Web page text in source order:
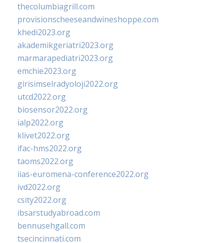
thecolumbiagrill.com
provisionscheeseandwineshoppe.com
khedi2023.org
akademikgeriatri2023.org
marmarapediatri2023.org
emchie2023.org
girisimselradyoloji2022.org
utcd2022.org
biosensor2022.org
ialp2022.org
klivet2022.org
ifac-hms2022.org
taoms2022.org
iias-euromena-conference2022.org
ivd2022.org
csity2022.org
ibsarstudyabroad.com
bennusehgall.com
tsecincinnati.com